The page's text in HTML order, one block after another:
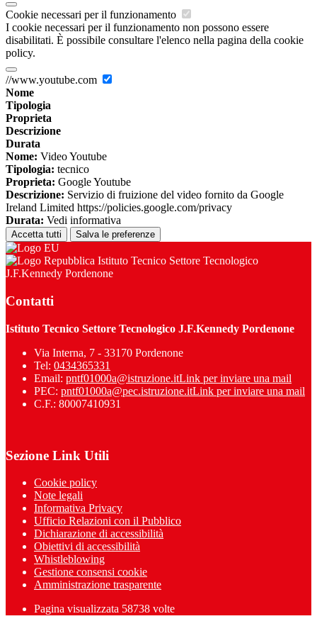
Cookie necessari per il funzionamento
I cookie necessari per il funzionamento non possono essere
disabilitati. È possibile consultare l'elenco nella pagina della cookie
policy.
//www.youtube.com
Nome
Tipologia
Proprieta
Descrizione
Durata
Nome: Video Youtube
Tipologia: tecnico
Proprieta: Google Youtube
Descrizione: Servizio di fruizione del video fornito da Google
Ireland Limited https://policies.google.com/privacy
Durata: Vedi informativa
Accetta tutti Salva le preferenze
Istituto Tecnico Settore Tecnologico
J.F.Kennedy Pordenone
Contatti
Istituto Tecnico Settore Tecnologico J.F.Kennedy Pordenone
Via Interna, 7 - 33170 Pordenone
Tel: 0434365331
Email: pntf01000a@istruzione.itLink per inviare una mail
PEC: pntf01000a@pec.istruzione.itLink per inviare una mail
C.F.: 80007410931
Sezione Link Utili
Cookie policy
Note legali
Informativa Privacy
Ufficio Relazioni con il Pubblico
Dichiarazione di accessibilità
Obiettivi di accessibilità
Whistleblowing
Gestione consensi cookie
Amministrazione trasparente
Pagina visualizzata 58738 volte